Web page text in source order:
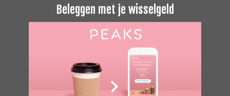
Beleggen met je wisselgeld